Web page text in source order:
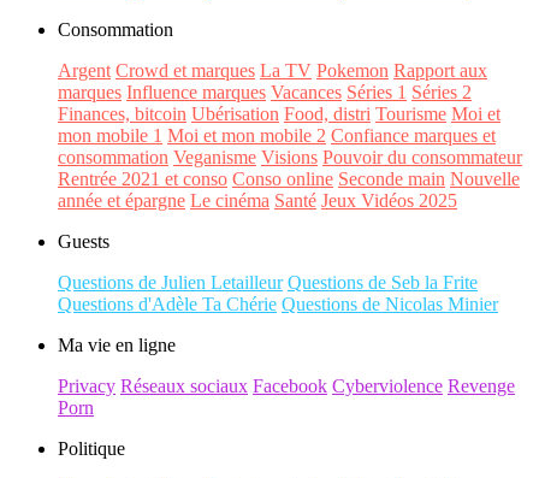
Consommation
Argent Crowd et marques La TV Pokemon Rapport aux
marques Influence marques Vacances Séries 1 Séries 2
Finances, bitcoin Ubérisation Food, distri Tourisme Moi et
mon mobile 1 Moi et mon mobile 2 Confiance marques et
consommation Veganisme Visions Pouvoir du consommateur
Rentrée 2021 et conso Conso online Seconde main Nouvelle
année et épargne Le cinéma Santé Jeux Vidéos 2025
Guests
Questions de Julien Letailleur Questions de Seb la Frite
Questions d'Adèle Ta Chérie Questions de Nicolas Minier
Ma vie en ligne
Privacy Réseaux sociaux Facebook Cyberviolence Revenge
Porn
Politique